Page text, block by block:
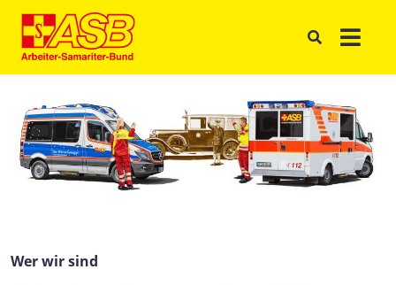
Wer wir sind